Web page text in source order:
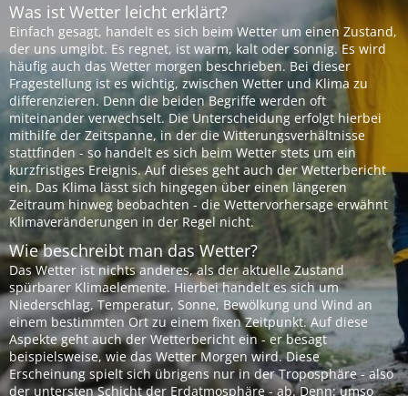
Was ist Wetter leicht erklärt?
Einfach gesagt, handelt es sich beim Wetter um einen Zustand,
der uns umgibt. Es regnet, ist warm, kalt oder sonnig. Es wird
häufig auch das Wetter morgen beschrieben. Bei dieser
Fragestellung ist es wichtig, zwischen Wetter und Klima zu
differenzieren. Denn die beiden Begriffe werden oft
miteinander verwechselt. Die Unterscheidung erfolgt hierbei
mithilfe der Zeitspanne, in der die Witterungsverhältnisse
stattfinden - so handelt es sich beim Wetter stets um ein
kurzfristiges Ereignis. Auf dieses geht auch der Wetterbericht
ein. Das Klima lässt sich hingegen über einen längeren
Zeitraum hinweg beobachten - die Wettervorhersage erwähnt
Klimaveränderungen in der Regel nicht.
Wie beschreibt man das Wetter?
Das Wetter ist nichts anderes, als der aktuelle Zustand
spürbarer Klimaelemente. Hierbei handelt es sich um
Niederschlag, Temperatur, Sonne, Bewölkung und Wind an
einem bestimmten Ort zu einem fixen Zeitpunkt. Auf diese
Aspekte geht auch der Wetterbericht ein - er besagt
beispielsweise, wie das Wetter Morgen wird. Diese
Erscheinung spielt sich übrigens nur in der Troposphäre - also
der untersten Schicht der Erdatmosphäre - ab. Denn: umso